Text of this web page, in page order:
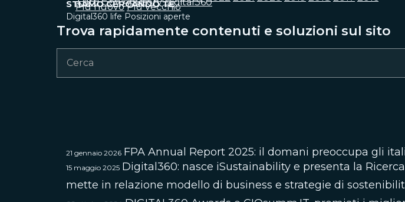
STIAMO CERCANDO TE
Digital360 life Posizioni aperte
Trova rapidamente contenuti e soluzioni sul sito
Più nuovo Più vecchio
21 gennaio 2026 FPA Annual Report 2025: il domani preoccupa gli
15 maggio 2025 Digital360: nasce iSustainability e presenta la
mette in relazione modello di business e strategie di